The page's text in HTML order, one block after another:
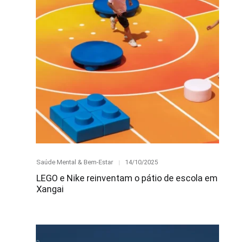
Category
Saúde Mental & Bem-Estar
Posted
14/10/2025
LEGO e Nike reinventam o pátio de escola em
Xangai